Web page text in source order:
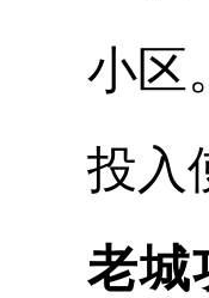
小区
投入
老城